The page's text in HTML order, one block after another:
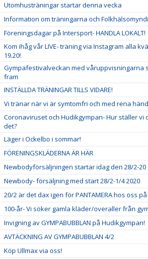
Utomhusträningar startar denna vecka
Information om träningarna och
Föreningsdagar på Intersport- HANDLA LOKALT!
Kom ihåg vår LIVE- träning via Instagram alla
19.20!
Gympafestivalveckan med våruppvisningarna
fram
INSTÄLLDA TRÄNINGAR TILLS VIDARE!
Vi tränar när vi är symtomfri och med rena
Coronaviruset och Hudikgympan- Hur ställer vi
det?
Läger i Ockelbo i sommar!
FÖRENINGSKLÄDERNA ÄR HÄR
Newbodyförsäljningen startar idag den 28/2-20
Newbody- försäljning med start 28/2-1/4 2020
20/2 är det dax igen för PANTAMERA hos oss på
100-år- Vi söker gamla kläder/overaller från
Invigning av GYMPABUBBLAN på Hudikgympan!
AVTÄCKNING AV GYMPABUBBLAN 4/2
Köp Ullmax via oss!